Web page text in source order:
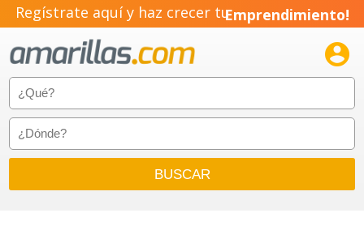
Regístrate aquí y haz crecer tuEmprendimiento!
